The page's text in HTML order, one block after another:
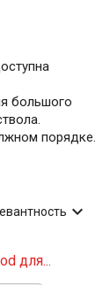
большого
порядке.
